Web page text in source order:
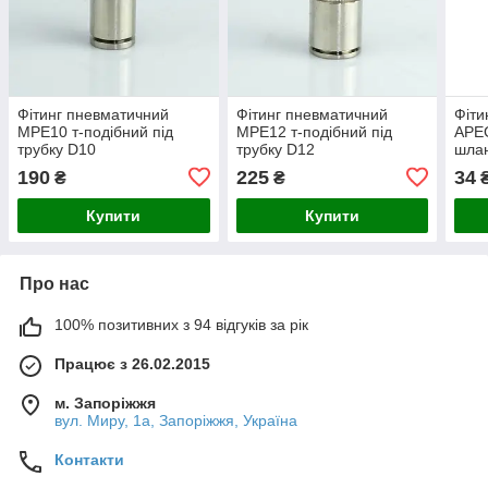
Фітинг пневматичний
MPE10 т-подібний під
трубку D10
190 ₴
Купити
Фітинг пневматичний
MPE12 т-подібний під
трубку D12
225₴
Купити
34
Про нас
100% позитивних з 94 відгуків за рік
Працює з 26.02.2015
м. Запоріжжя
вул. Миру, 1а, Запоріжжя, Україна
Контакти